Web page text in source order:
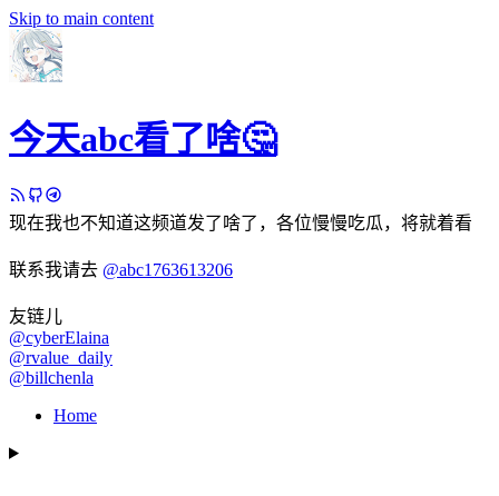
Skip to main content
今天abc看了啥🤔
现在我也不知道这频道发了啥了，各位慢慢吃瓜，将就着看
联系我请去 @abc1763613206
友链儿
@cyberElaina
@rvalue_daily
@billchenla
Home